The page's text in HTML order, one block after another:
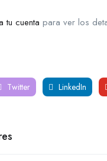
tu cuenta para ver los
Twitter LinkedIn